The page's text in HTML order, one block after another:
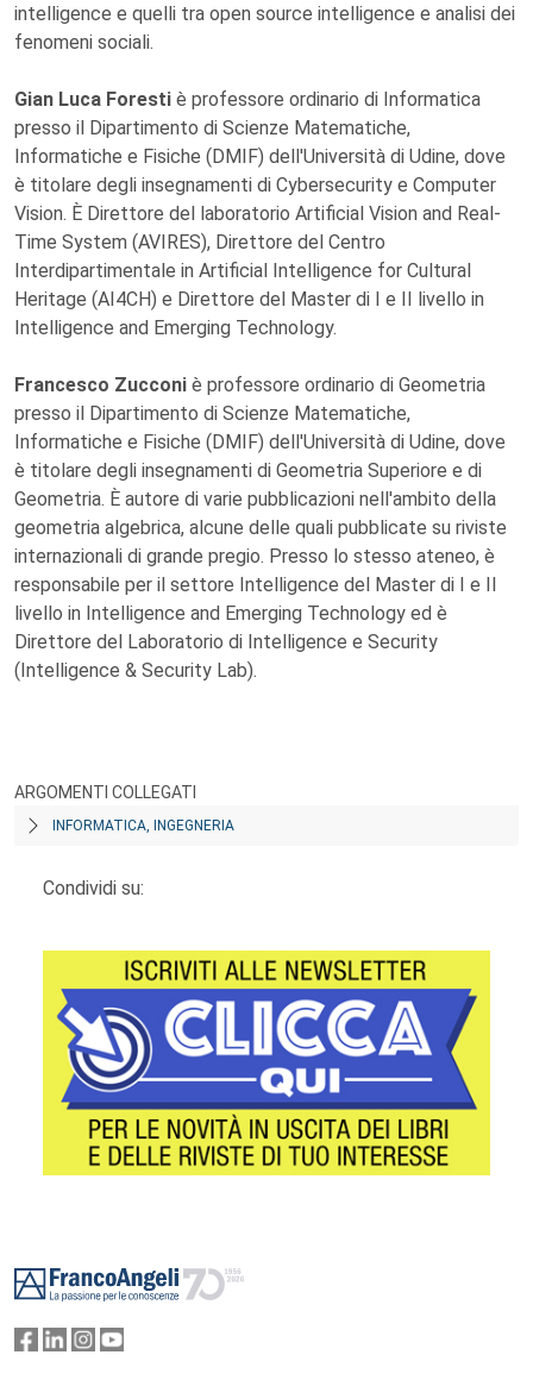
intelligence e quelli tra open source intelligence e analisi dei
fenomeni sociali.
Gian Luca Foresti è professore ordinario di Informatica
presso il Dipartimento di Scienze Matematiche,
Informatiche e Fisiche (DMIF) dell'Università di Udine, dove
è titolare degli insegnamenti di Cybersecurity e Computer
Vision. È Direttore del laboratorio Artificial Vision and Real-
Time System (AVIRES), Direttore del Centro
Interdipartimentale in Artificial Intelligence for Cultural
Heritage (AI4CH) e Direttore del Master di I e II livello in
Intelligence and Emerging Technology.
Francesco Zucconi è professore ordinario di Geometria
presso il Dipartimento di Scienze Matematiche,
Informatiche e Fisiche (DMIF) dell'Università di Udine, dove
è titolare degli insegnamenti di Geometria Superiore e di
Geometria. È autore di varie pubblicazioni nell'ambito della
geometria algebrica, alcune delle quali pubblicate su riviste
internazionali di grande pregio. Presso lo stesso ateneo, è
responsabile per il settore Intelligence del Master di I e II
livello in Intelligence and Emerging Technology ed è
Direttore del Laboratorio di Intelligence e Security
(Intelligence & Security Lab).
ARGOMENTI COLLEGATI
INFORMATICA, INGEGNERIA
Condividi su: